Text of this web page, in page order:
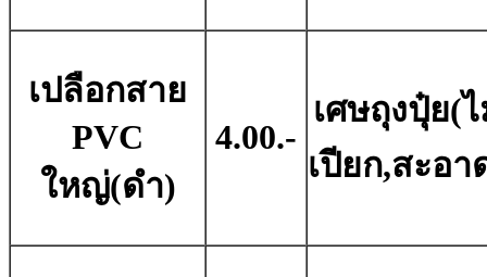
เปลือกสาย
PVC
ใหญ่(ดำ)
4.00.-
เศษถุงปุ๋ย(
เปียก,สะอา